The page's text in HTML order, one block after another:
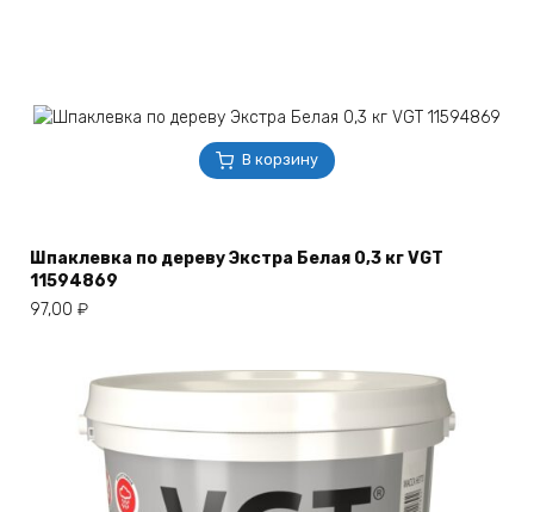
В корзину
Шпаклевка по дереву Экстра Белая 0,3 кг VGT
11594869
97,00 ₽